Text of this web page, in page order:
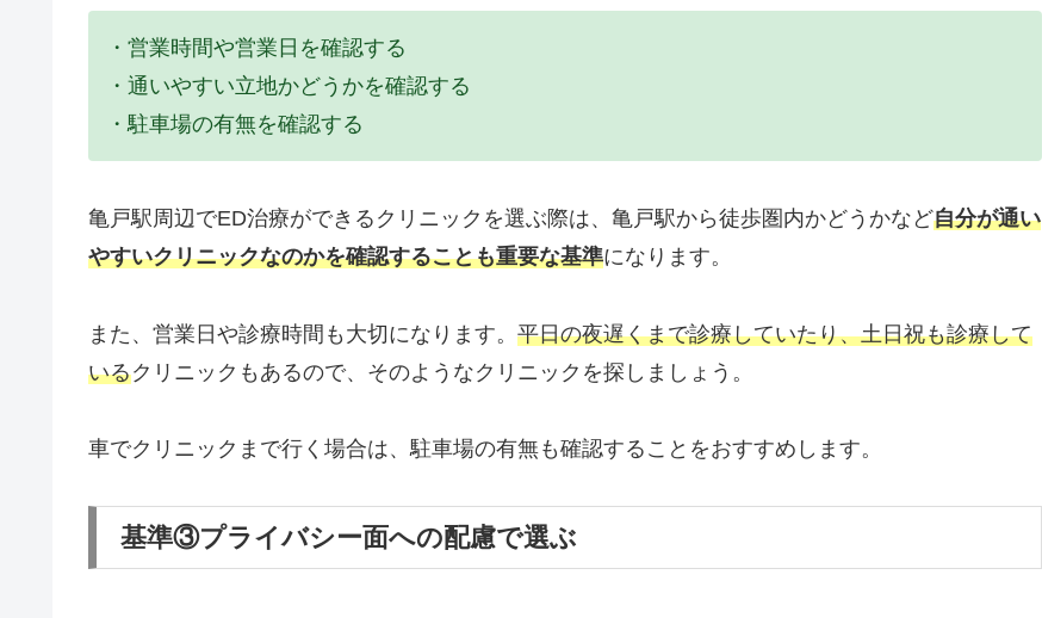
・営業時間や営業日を確認する
・通いやすい立地かどうかを確認する
・駐車場の有無を確認する
亀戸駅周辺でED治療ができるクリニックを選ぶ際は、亀戸駅から徒歩圏内かどうかなど自分が通い
やすいクリニックなのかを確認することも重要な基準になります。
また、営業日や診療時間も大切になります。 平日の夜遅くまで診療していたり、土日祝も診療して
いるクリニックもあるので、そのようなクリニックを探しましょう。
車でクリニックまで行く場合は、駐車場の有無も確認することをおすすめします。
基準③プライバシー面への配慮で選ぶ